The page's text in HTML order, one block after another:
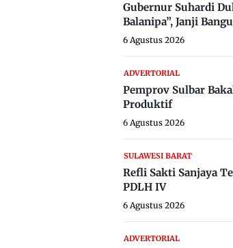
Gubernur Suhardi
Balanipa”, Janji
6 Agustus 2026
ADVERTORIAL
Pemprov Sulbar
Produktif
6 Agustus 2026
SULAWESI BARAT
Refli Sakti Sanjaya
PDLH IV
6 Agustus 2026
ADVERTORIAL